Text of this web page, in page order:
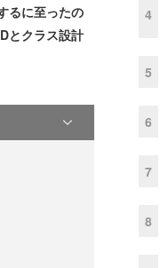
るに至ったの
とクラス設計
4
5
6
7
8